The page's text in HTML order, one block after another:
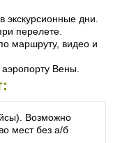
дни.
перелете.
маршруту, видео и
Вены.
Возможно
мест без а/б